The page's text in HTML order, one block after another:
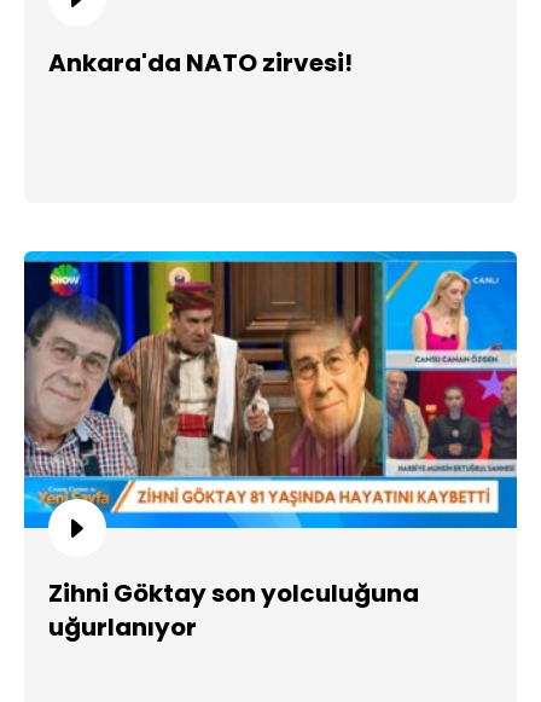
Ankara'da NATO zirvesi!
Zihni Göktay son yolculuğuna
uğurlanıyor